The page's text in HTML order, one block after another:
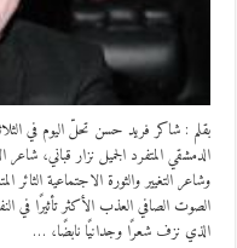
الدمشقي المتفرد الجميل نزار قباني،
وشاعر التغيير والثورة الاجتماعية الثائر
الصوت الصافي العذب الأكثر تأثيرًا في
الذي نزف شعرًا وجدانيًا نابضًا، …